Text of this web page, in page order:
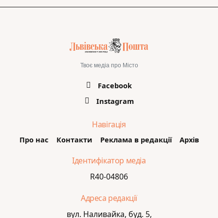
Твоє медіа про Місто
Facebook
Instagram
Навігація
Про нас Контакти Реклама в редакції Архів
Ідентифікатор медіа
R40-04806
Адреса редакції
вул. Наливайка, буд. 5,